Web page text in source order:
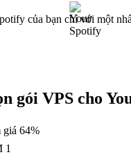
gói VPS cho
giá 64%
1